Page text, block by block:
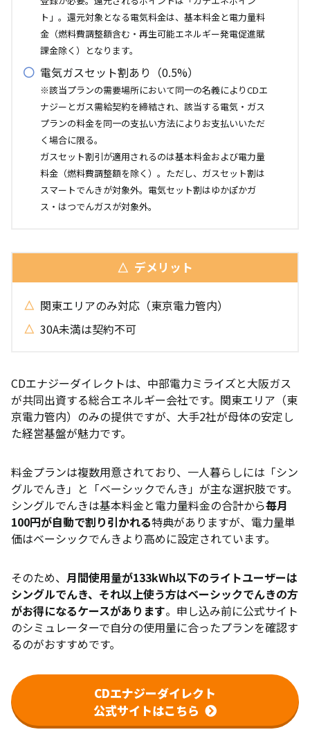
ト」。還元対象となる電気料金は、基本料金と電力量料
金（燃料費調整額含む・再生可能エネルギー発電促進賦
課金除く）となります。
電気ガスセット割あり（0.5%）
※該当プランの需要場所において同一の名義によりCDエ
ナジーとガス需給契約を締結され、該当する電気・ガス
プランの料金を同一の支払い方法によりお支払いいただ
く場合に限る。
ガスセット割引が適用されるのは基本料金および電力量
料金（燃料費調整額を除く）。ただし、ガスセット割は
スマートでんきが対象外。電気セット割はゆかぽかガ
ス・はつでんガスが対象外。
デメリット
関東エリアのみ対応（東京電力管内）
30A未満は契約不可
CDエナジーダイレクトは、中部電力ミライズと大阪ガス
が共同出資する総合エネルギー会社です。関東エリア（東
京電力管内）のみの提供ですが、大手2社が母体の安定し
た経営基盤が魅力です。
料金プランは複数用意されており、一人暮らしには「シン
グルでんき」と「ベーシックでんき」が主な選択肢です。
シングルでんきは基本料金と電力量料金の合計から毎月
100円が自動で割り引かれる特典がありますが、電力量単
価はベーシックでんきより高めに設定されています。
そのため、 月間使用量が133kWh以下のライトユーザーは
シングルでんき、それ以上使う方はベーシックでんきの方
がお得になるケースがあります。申し込み前に公式サイト
のシミュレーターで自分の使用量に合ったプランを確認す
るのがおすすめです。
CDエナジーダイレクト
公式サイトはこちら